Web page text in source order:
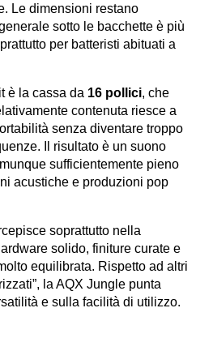
Le dimensioni restano
sotto le bacchette è più
per batteristi abituati a
è la cassa da 16 pollici, che
contenuta riesce a
senza diventare troppo
Il risultato è un suono
sufficientemente pieno
acustiche e produzioni pop
soprattutto nella
solido, finiture curate e
equilibrata. Rispetto ad altri
la AQX Jungle punta
e sulla facilità di utilizzo.